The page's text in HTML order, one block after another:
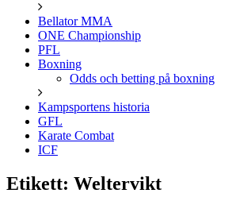
Bellator MMA
ONE Championship
PFL
Boxning
Odds och betting på boxning
Kampsportens historia
GFL
Karate Combat
ICF
Etikett: Weltervikt